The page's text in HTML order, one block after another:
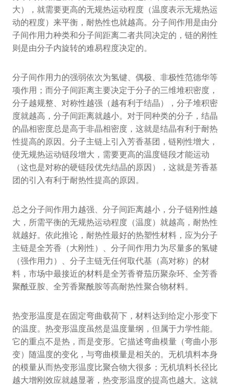
大），就需要更高的无规热运动程度（温度表示无规热运
动的程度）来平衡，耐热性也就越高。分子间作用是由分
子间作用力种类和分子间距离二者共同决定的，链的刚性
则是由分子内旋转的难易程度决定的。
分子间作用力的强弱依次为氢键、偶极、非极性范德华等
项作用；而分子间距离主要决定于分子的三维堆积密度，
分子越规整、对称性越强（越有利于结晶），分子堆积密
度就越高，分子间距离就越小。对于同种类的分子，结晶
的晶相密度总是高于非晶相密度，这就是结晶有利于耐热
性提高的原因。分子主链上引入芳香基团，链刚性增大，
使无规热运动链段增大，需要更高的温度链段才能运动
（这也是对称的硬链段优先结晶的原因），这就是芳香基
团的引入有利于耐热性提高的原因。
总之分子间作用力越强、分子间距离越小，分子链刚性越
大，所需平衡的无规热运动程度（温度）就越高，耐热性
就越好。依此推论，耐热性最好的热塑性材料，应为分子
主链是全芳香（大刚性）、分子间作用力为尽量多的氢键
（强作用力）、分子主链无任何取代基（高对称）的材
料，市场中最接近的材料是全芳香脊茄历聚杂环、全芳香
聚酰亚胺、全芳香聚酰胺等高耐热性聚合物材料。
热变形温度是在固定弯曲载荷下，材料达到给定小形变下
的温度。热变形温度虽然是温度量纲，但属于力学性能。
它的重点不是热，而是变形。它描述弯曲模量（弯曲小形
变）随温度的变化，与弯曲模量是相关的。无机填料本身
的模量从而热变形温度比聚合物大很多；无机填料长径比
越大增刚效应就越显著，热变形温度的提高也越大。这就